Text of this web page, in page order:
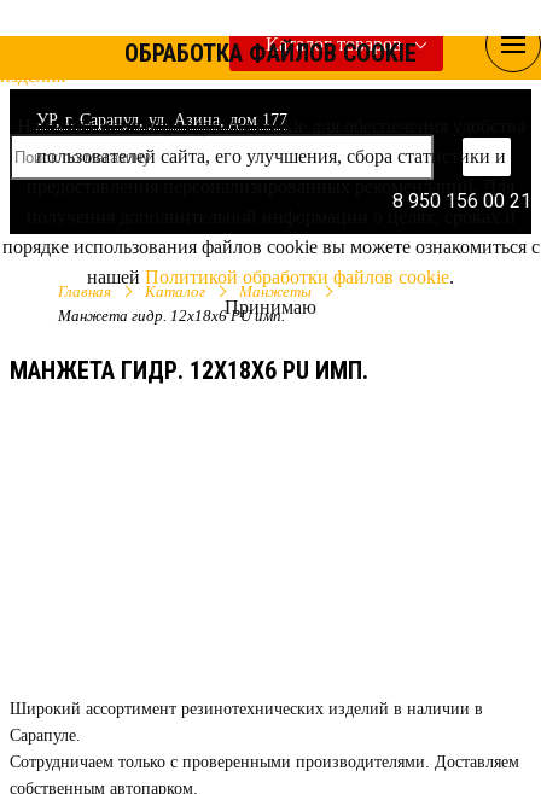
УР, г. Сарапул, ул. Азина, дом 177
8 950 156 00 21
Каталог товаров
Главная Каталог
Манжеты
Манжета гидр. 12х18х6 PU имп.
МАНЖЕТА ГИДР. 12Х18Х6 PU ИМП.
Широкий ассортимент резинотехнических изделий в наличии в
Сарапуле.
Сотрудничаем только с проверенными производителями. Доставляем
собственным автопарком.
ОБРАБОТКА ФАЙЛОВ COOKIE
Наш сайт использует файлы cookie для обеспечения удобства
пользователей сайта, его улучшения, сбора статистики и
предоставления персонализированных рекомендаций. Для
порядке использования файлов cookie вы можете ознакомиться с
нашей Политикой обработки файлов cookie.
Принимаю